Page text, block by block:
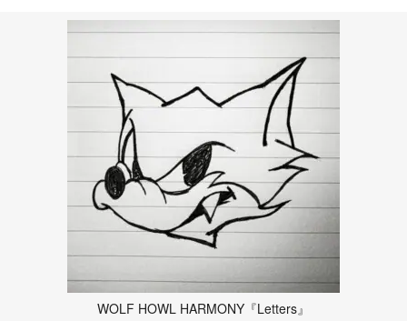
WOLF HOWL HARMONY『Letters』